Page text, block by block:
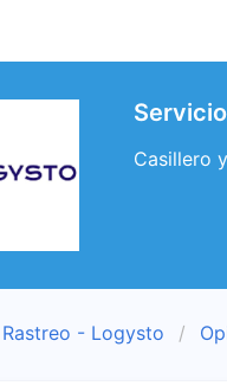
Casillero
Rastreo - Logysto